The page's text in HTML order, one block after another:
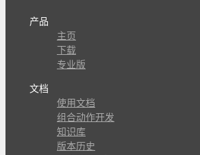
产品
主页
下载
专业版
文档
使用文档
组合动作开发
知识库
版本历史